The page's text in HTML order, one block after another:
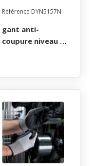
Référence DYN5157N
gant anti-
coupure niveau d,
nitrile double
couche, t6 a 11